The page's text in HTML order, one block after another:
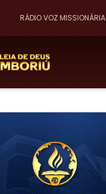
RÁDIO VOZ MISSIONÁRIA